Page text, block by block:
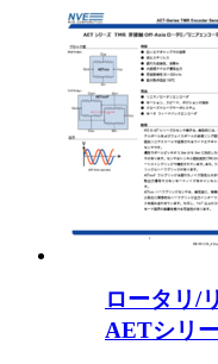
ロータリ/
AETシリ